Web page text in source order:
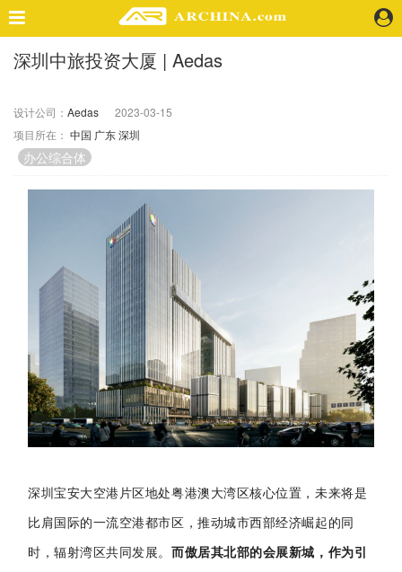
精选案例
景 观
室 内
视 频
机 构
人 物
地 产
快速搜索
企业招聘
关于投稿
深圳中旅投资大厦 | Aedas
设计公司： Aedas
2023-03-15
项目所在： 中国 广东深圳
办公综合体
深圳宝安大空港片区地处粤港澳大湾区核心位置，未来将是
比肩国际的一流空港都市区，推动城市西部经济崛起的同
时，辐射湾区共同发展。 而傲居其北部的会展新城，作为引